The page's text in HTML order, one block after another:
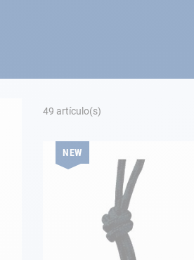
49 artículo(s)
NEW